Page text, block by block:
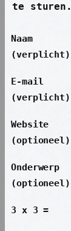
te sturen.
Naam
(verplicht)
E-mail
(verplicht)
Website
(optioneel)
Onderwerp
(optioneel)
3 x 3 =